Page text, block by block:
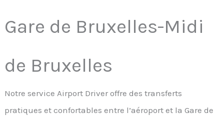
Gare de Bruxelles-Midi
de Bruxelles
Notre service Airport Driver offre des transferts
pratiques et confortables entre l’aéroport et la Gare de